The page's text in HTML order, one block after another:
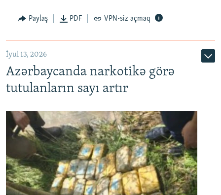
Paylaş PDF VPN-siz açmaq
İyul 13, 2026
Azərbaycanda narkotikə görə
tutulanların sayı artır